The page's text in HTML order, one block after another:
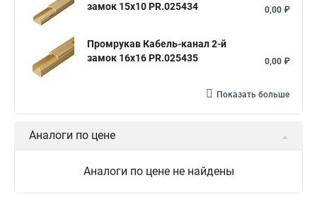
замок 15х10 PR.025434
0,00 ₽
Промрукав Кабель-канал 2-й
замок 16х16 PR.025435
0,00 ₽
Показать больше
Аналоги по цене
Аналоги по цене не найдены